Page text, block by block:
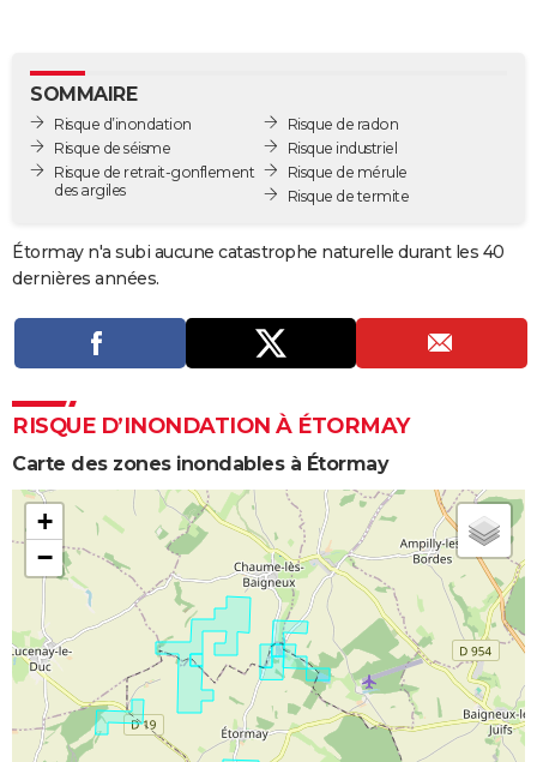
GUIDES D'ACHAT
BONS PLANS
CARTE DE VOEUX
Dictionnaire
Biographies
Citations
Expressions
Proverbes
PROGRAMME TV
COPAINS D'AVANT
S'inscrire
Se connecter
Lycées
Collèges
Primaires
Universités
Entreprises
Service militaire
Avis de recherche
AVIS DE DÉCÈS
FORUM
Bricolage
Lifestyle
Culture
Sport
Auto
Television
Voyage
Cinema
SOMMAIRE
Risque d’inondation
Risque de séisme
Risque de retrait-gonflement
des argiles
Risque de radon
Risque industriel
Risque de mérule
Risque de termite
Étormay n'a subi aucune catastrophe naturelle durant les 40
dernières années.
RISQUE D’INONDATION À ÉTORMAY
Carte des zones inondables à Étormay
+
−